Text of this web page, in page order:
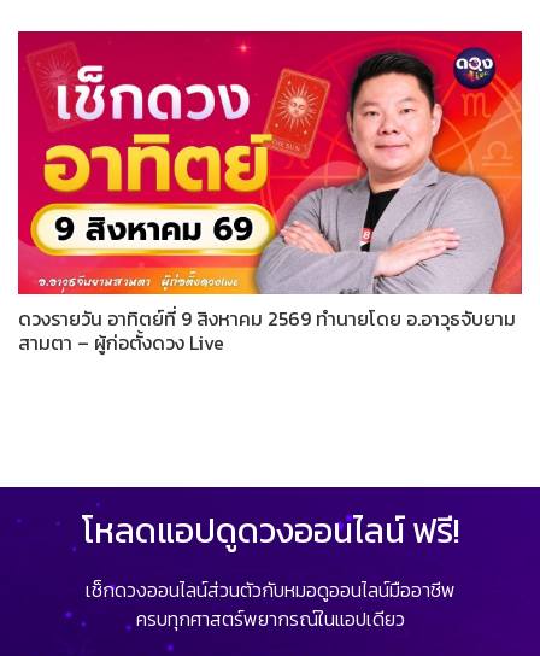
ดวงรายวัน อาทิตย์ที่ 9 สิงหาคม 2569 ทำนายโดย อ.อาวุธจับยาม
สามตา – ผู้ก่อตั้งดวง Live
โหลดแอปดูดวงออนไลน์ ฟรี!
เช็กดวงออนไลน์ส่วนตัวกับหมอดูออนไลน์มืออาชีพ
ครบทุกศาสตร์พยากรณ์ในแอปเดียว